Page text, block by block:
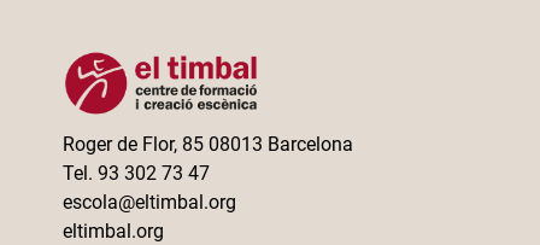
Roger de Flor, 85 08013 Barcelona
Tel. 93 302 73 47
escola@eltimbal.org
eltimbal.org